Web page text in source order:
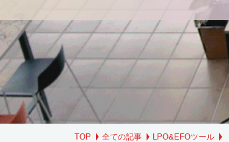
TOP 全ての記事 LPO&EFOツール